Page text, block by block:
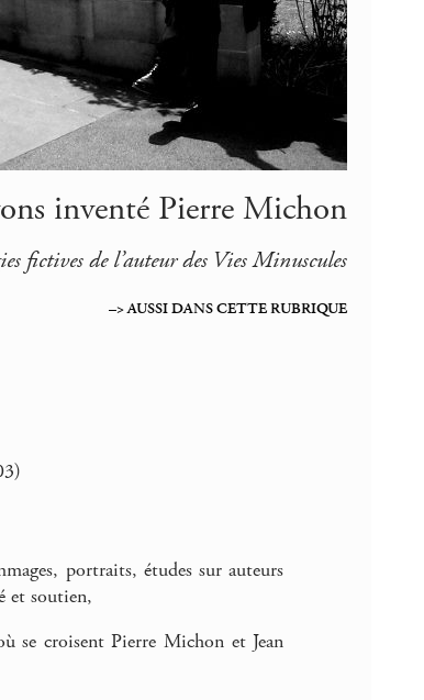
inventé Pierre Michon
fictives de l’auteur des Vies Minuscules
–> AUSSI DANS CETTE RUBRIQUE
portraits, études sur auteurs
et soutien,
se croisent Pierre Michon et Jean